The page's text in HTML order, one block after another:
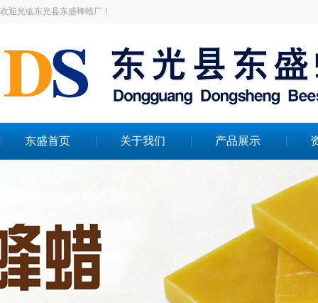
欢迎光临东光县东盛蜂蜡厂！
东盛首页 关于我们 产品展示